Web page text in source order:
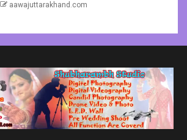
aawajuttarakhand.com